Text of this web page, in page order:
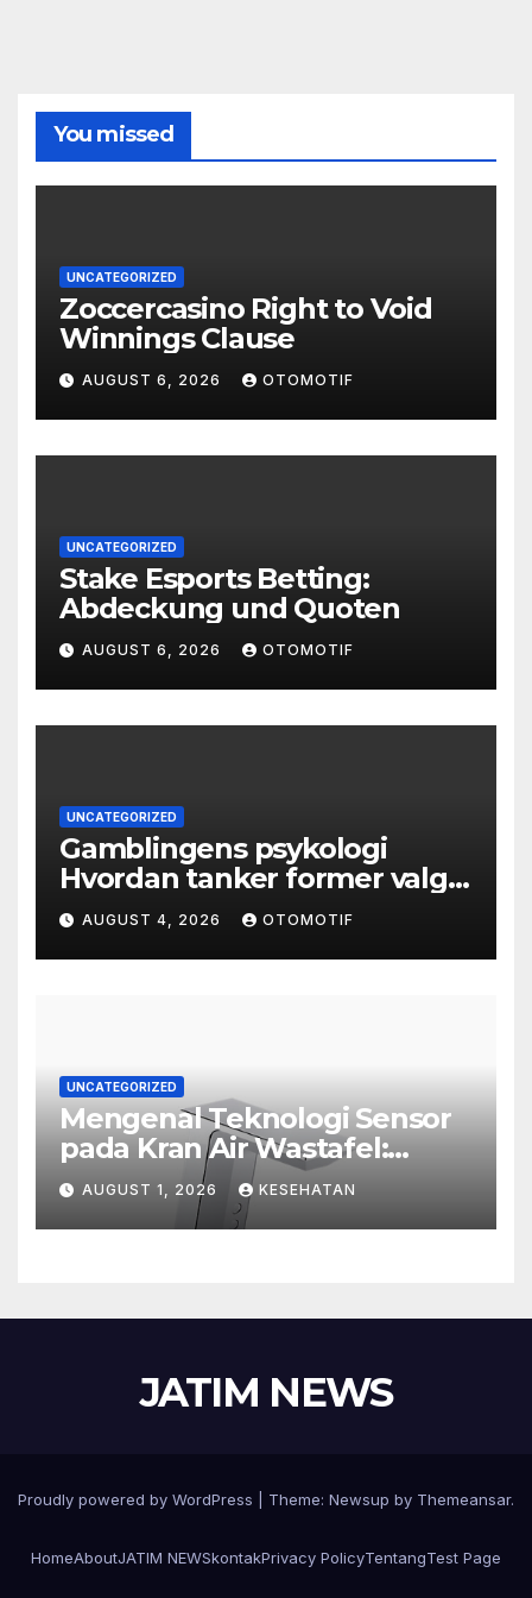
You missed
UNCATEGORIZED
Zoccercasino Right to Void
Winnings Clause
AUGUST 6, 2026 OTOMOTIF
UNCATEGORIZED
Stake Esports Betting:
Abdeckung und Quoten
AUGUST 6, 2026 OTOMOTIF
UNCATEGORIZED
Gamblingens psykologi
Hvordan tanker former valg
og atferd
AUGUST 4, 2026 OTOMOTIF
UNCATEGORIZED
Mengenal Teknologi Sensor
pada Kran Air Wastafel:
Mewah, Cerdas, dan Higienis
AUGUST 1, 2026 KESEHATAN
JATIM NEWS
Proudly powered by WordPress Theme: Newsup by Themeansar.
HomeAboutJATIM NEWSkontakPrivacy PolicyTentangTest Page